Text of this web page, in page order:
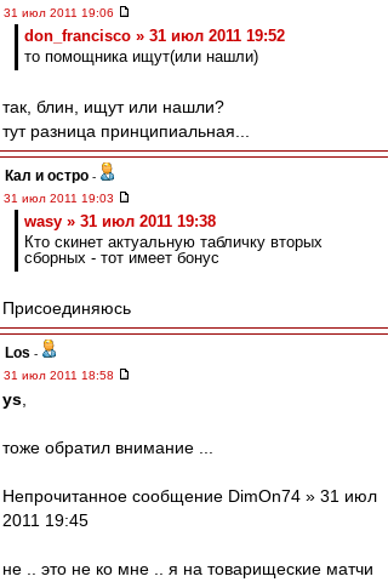
31 июл 2011 19:06
don_francisco » 31 июл 2011 19:52
то помощника ищут(или нашли)
так, блин, ищут или нашли?
тут разница принципиальная...
Кал и остро -
31 июл 2011 19:03
wasy » 31 июл 2011 19:38
Кто скинет актуальную табличку вторых
сборных - тот имеет бонус
Присоединяюсь
Los -
31 июл 2011 18:58
ys
тоже обратил внимание ...
Непрочитанное сообщение DimOn74 » 31 июл
2011 19:45
не .. это не ко мне .. я на товарищеские матчи